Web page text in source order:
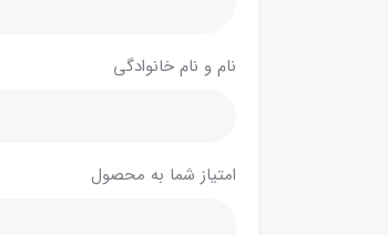
نام و نام خانوادگی
امتیاز شما به محصول